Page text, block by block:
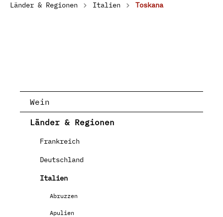
Länder & Regionen Italien Toskana
Wein
Länder & Regionen
Frankreich
Deutschland
Italien
Abruzzen
Apulien